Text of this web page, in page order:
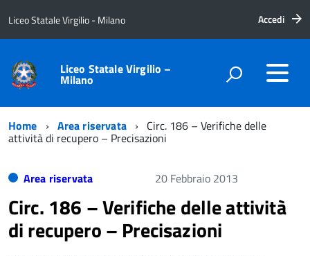
Liceo Statale Virgilio - Milano Accedi
Liceo Statale Virgilio –
Milano
Home Area riservata Circ. 186 – Verifiche delle
attività di recupero – Precisazioni
Area riservata 20 Febbraio 2013
Circ. 186 – Verifiche delle attività
di recupero – Precisazioni